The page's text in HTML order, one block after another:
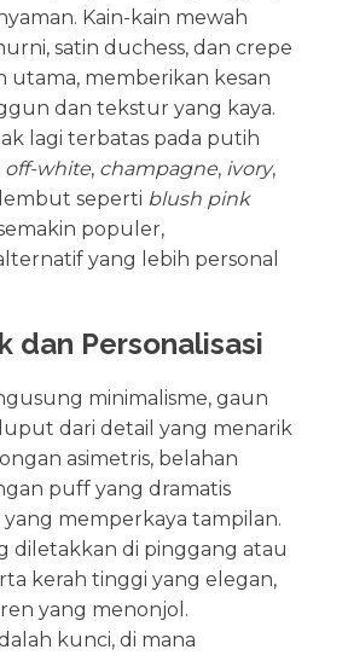
Kain-kain mewah
satin duchess, dan crepe
utama, memberikan kesan
dan tekstur yang kaya.
lagi terbatas pada putih
off-white, champagne, ivory,
seperti blush pink
populer,
yang lebih personal
dan Personalisasi
minimalisme, gaun
dari detail yang menarik
asimetris, belahan
puff yang dramatis
yang memperkaya tampilan.
diletakkan di pinggang atau
kerah tinggi yang elegan,
yang menonjol.
kunci, di mana